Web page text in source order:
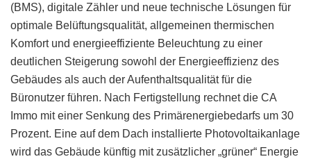
(BMS), digitale Zähler und neue technische Lösungen für
optimale Belüftungsqualität, allgemeinen thermischen
Komfort und energieeffiziente Beleuchtung zu einer
deutlichen Steigerung sowohl der Energieeffizienz des
Gebäudes als auch der Aufenthaltsqualität für die
Büronutzer führen. Nach Fertigstellung rechnet die CA
Immo mit einer Senkung des Primärenergiebedarfs um 30
Prozent. Eine auf dem Dach installierte Photovoltaikanlage
wird das Gebäude künftig mit zusätzlicher „grüner“ Energie